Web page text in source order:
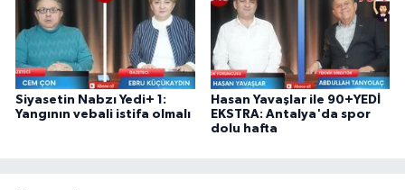
Siyasetin Nabzı Yedi+ 1:
Yangının vebali istifa olmalı
Hasan Yavaşlar ile 90+YEDİ
EKSTRA: Antalya'da spor
dolu hafta